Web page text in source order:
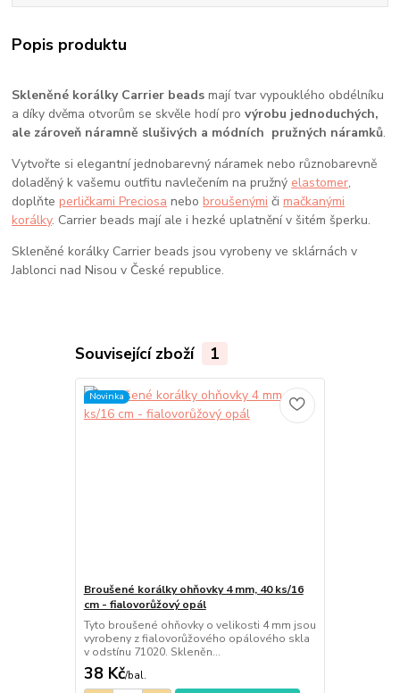
Popis produktu
Skleněné korálky Carrier beads mají tvar vypouklého obdélníku
a díky dvěma otvorům se skvěle hodí provýrobu jednoduchých,
ale zároveň náramně slušivých a módních pružných náramků.
Vytvořte si elegantní jednobarevný náramek nebo různobarevně
doladěný k vašemu outfitu navlečením na pružný elastomer,
doplňte perličkami Preciosa nebo broušenými či mačkanými
korálky. Carrier beads mají ale i hezké uplatnění v šitém šperku.
Skleněné korálky Carrier beads jsou vyrobeny ve sklárnách v
Jablonci nad Nisou v České republice.
Související zboží 1
Novinka
Broušené korálky ohňovky 4 mm, 40 ks/16
cm - fialovorůžový opál
Tyto broušené ohňovky o velikosti 4 mm jsou
vyrobeny z fialovorůžového opálového skla
v odstínu 71020. Skleněn...
38 Kč/bal.